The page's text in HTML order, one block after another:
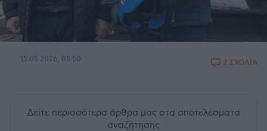
15.05.2026, 05:50 2 ΣΧΟΛΙΑ
Δείτε περισσότερα άρθρα μας στα αποτελέσματα
αναζήτησης